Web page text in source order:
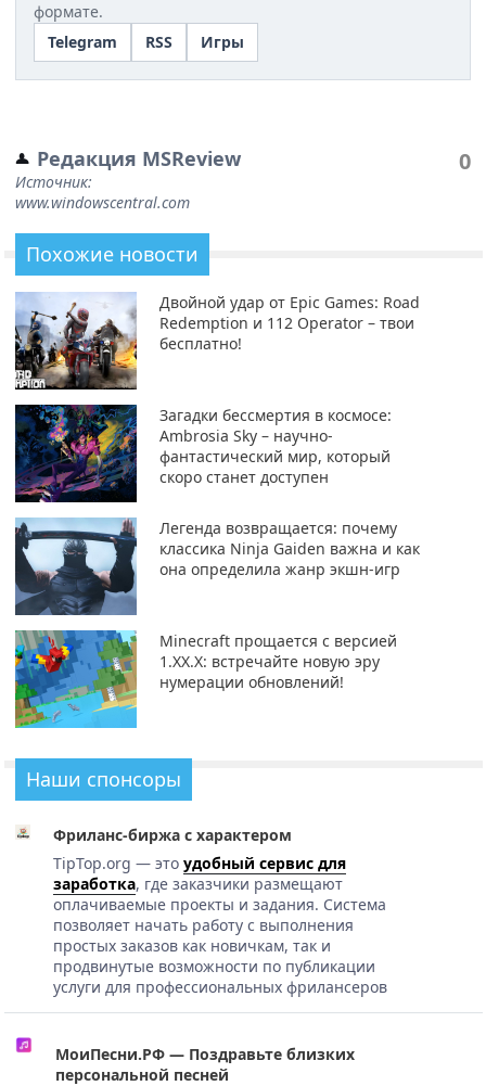
формате.
Telegram
RSS Игры
Редакция MSReview
Источник:
www.windowscentral.com
0
Похожие новости
Двойной удар от Epic Games: Road
Redemption и 112 Operator – твои
бесплатно!
Загадки бессмертия в космосе:
Ambrosia Sky – научно-
фантастический мир, который
скоро станет доступен
Легенда возвращается: почему
классика Ninja Gaiden важна и как
она определила жанр экшн-игр
Minecraft прощается с версией
1.XX.X: встречайте новую эру
нумерации обновлений!
Наши спонсоры
Фриланс-биржа с характером
TipTop.org — это удобный сервис для
заработка, где заказчики размещают
оплачиваемые проекты и задания. Система
позволяет начать работу с выполнения
простых заказов как новичкам, так и
продвинутые возможности по публикации
услуги для профессиональных фрилансеров
МоиПесни.РФ — Поздравьте близких
персональной песней